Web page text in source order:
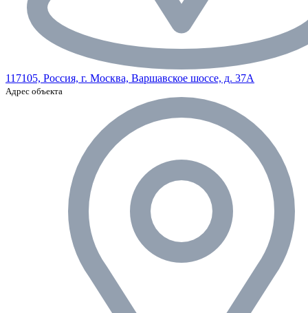
117105, Россия, г. Москва, Варшавское шоссе, д. 37А
Адрес объекта